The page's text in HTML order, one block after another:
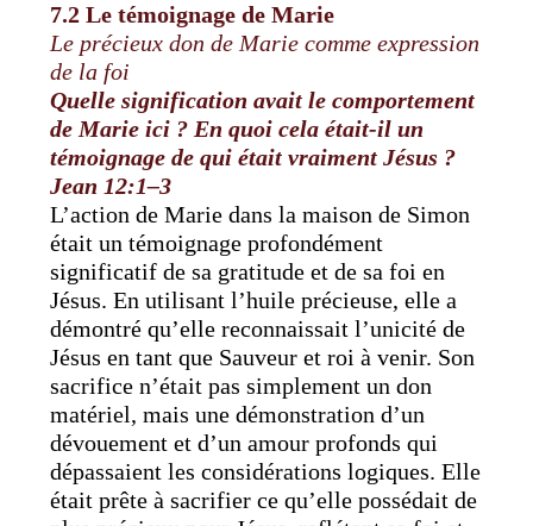
7.2 Le témoignage de Marie
Le précieux don de Marie comme expression
de la foi
Quelle signification avait le comportement
de Marie ici ? En quoi cela était-il un
témoignage de qui était vraiment Jésus ?
Jean 12:1–3
L’action de Marie dans la maison de Simon
était un témoignage profondément
significatif de sa gratitude et de sa foi en
Jésus. En utilisant l’huile précieuse, elle a
démontré qu’elle reconnaissait l’unicité de
Jésus en tant que Sauveur et roi à venir. Son
sacrifice n’était pas simplement un don
matériel, mais une démonstration d’un
dévouement et d’un amour profonds qui
dépassaient les considérations logiques. Elle
était prête à sacrifier ce qu’elle possédait de